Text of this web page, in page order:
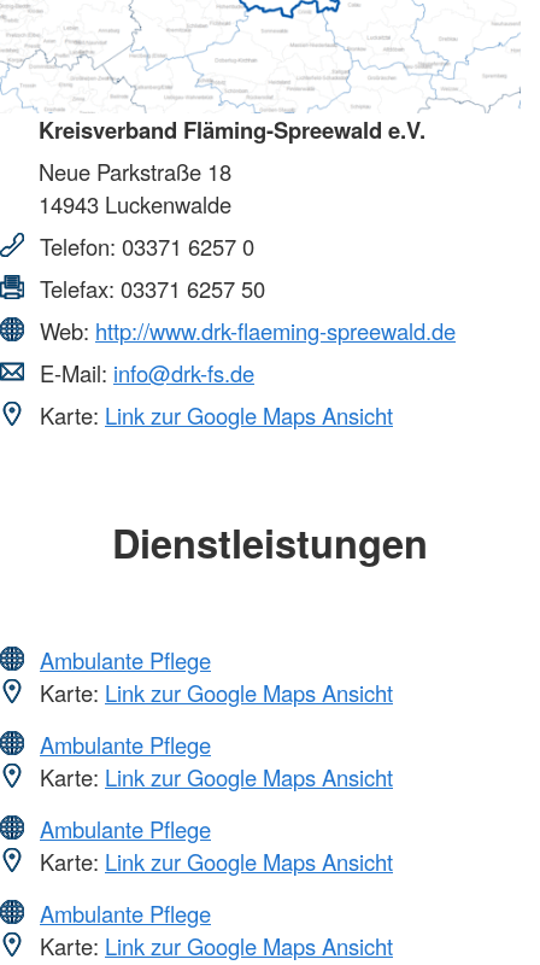
Kreisverband Fläming-Spreewald e.V.
Neue Parkstraße 18
14943 Luckenwalde
Telefon: 03371 6257 0
Telefax: 03371 6257 50
Web: http://www.drk-flaeming-spreewald.de
E-Mail: info@drk-fs.de
Karte: Link zur Google Maps Ansicht
Dienstleistungen
Ambulante Pflege
Karte: Link zur Google Maps Ansicht
Ambulante Pflege
Karte: Link zur Google Maps Ansicht
Ambulante Pflege
Karte: Link zur Google Maps Ansicht
Ambulante Pflege
Karte: Link zur Google Maps Ansicht